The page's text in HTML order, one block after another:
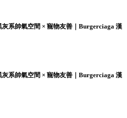
灰系帥氣空間 × 寵物友善｜Burgerciaga 漢
灰系帥氣空間 × 寵物友善｜Burgerciaga 漢